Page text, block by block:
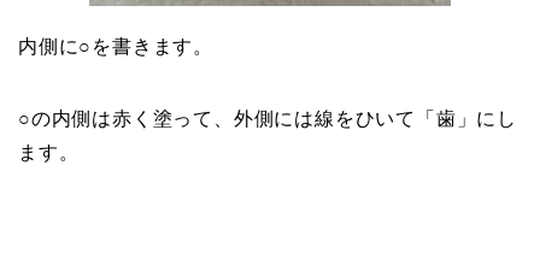
内側に○を書きます。
○の内側は赤く塗って、外側には線をひいて「歯」にし
ます。